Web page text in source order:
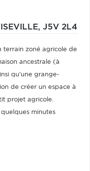
J5V 2L4
terrain zoné agricole de
ancestrale (à
qu'une grange-
de créer un espace à
projet agricole.
minutes